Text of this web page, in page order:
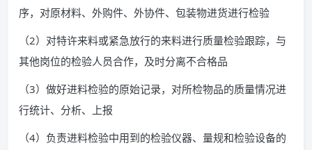
序，对原材料、外购件、外协件、包装物进货进行检验
（2）对特许来料或紧急放行的来料进行质量检验跟踪，与
其他岗位的检验人员合作，及时分离不合格品
（3）做好进料检验的原始记录，对所检物品的质量情况进
行统计、分析、上报
（4）负责进料检验中用到的检验仪器、量规和检验设备的